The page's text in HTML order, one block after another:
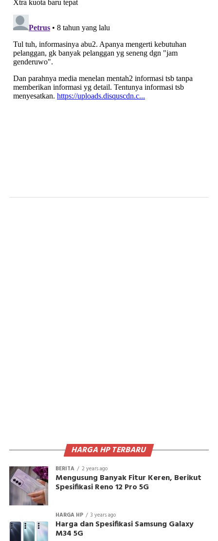
HARGA HP TERBARU
BERITA 2 years ago
Mengusung Banyak Fitur Keren, Berikut
Spesifikasi Reno 12 Pro 5G
HARGA HP 3 years ago
Harga dan Spesifikasi Samsung Galaxy
M34 5G